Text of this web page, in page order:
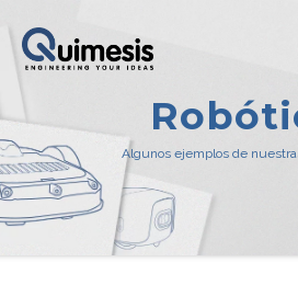
Algunos ejemplos de